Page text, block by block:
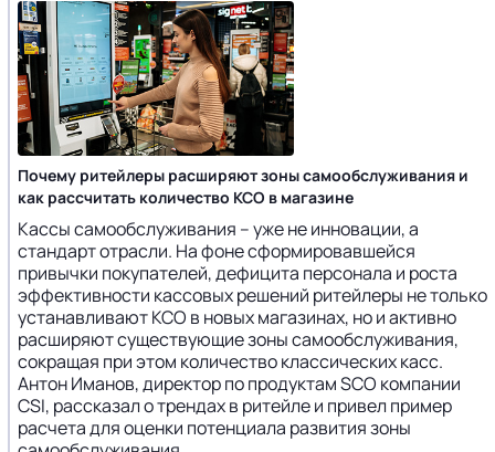
Почему ритейлеры расширяют зоны самообслуживания и
как рассчитать количество КСО в магазине
Кассы самообслуживания – уже не инновации, а
стандарт отрасли. На фоне сформировавшейся
привычки покупателей, дефицита персонала и роста
эффективности кассовых решений ритейлеры не только
устанавливают КСО в новых магазинах, но и активно
расширяют существующие зоны самообслуживания,
сокращая при этом количество классических касс.
Антон Иманов, директор по продуктам SCO компании
CSI, рассказал о трендах в ритейле и привел пример
расчета для оценки потенциала развития зоны